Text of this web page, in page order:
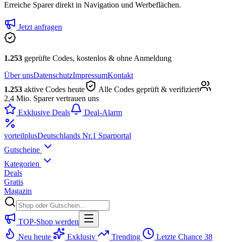
Erreiche Sparer direkt in Navigation und Werbeflächen.
Jetzt anfragen
1.253 geprüfte Codes, kostenlos & ohne Anmeldung
Über unsDatenschutzImpressumKontakt
1.253 aktive Codes heute
Alle Codes geprüft & verifiziert
2,4 Mio. Sparer vertrauen uns
Exklusive Deals
Deal-Alarm
vorteilplusDeutschlands Nr.1 Sparportal
Gutscheine
Kategorien
Deals
Gratis
Magazin
TOP-Shop werden
Neu heute
Exklusiv Trending Letzte Chance 38